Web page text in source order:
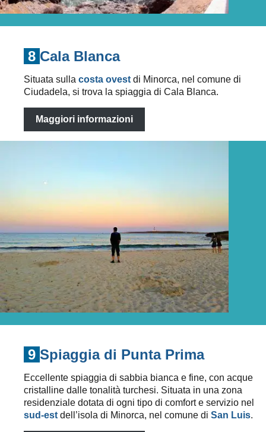
8 Cala Blanca
Situata sulla costa ovest di Minorca, nel comune di
Ciudadela, si trova la spiaggia di Cala Blanca.
Maggiori informazioni
9 Spiaggia di Punta Prima
Eccellente spiaggia di sabbia bianca e fine, con acque
cristalline dalle tonalità turchesi. Situata in una zona
residenziale dotata di ogni tipo di comfort e servizio nel
sud-est dell’isola di Minorca, nel comune di San Luis.